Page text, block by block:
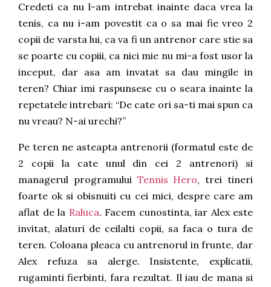
Credeti ca nu l-am intrebat inainte daca vrea la
tenis, ca nu i-am povestit ca o sa mai fie vreo 2
copii de varsta lui, ca va fi un antrenor care stie sa
se poarte cu copiii, ca nici mie nu mi-a fost usor la
inceput, dar asa am invatat sa dau mingile in
teren? Chiar imi raspunsese cu o seara inainte la
repetatele intrebari: “De cate ori sa-ti mai spun ca
nu vreau? N-ai urechi?”
Pe teren ne asteapta antrenorii (formatul este de
2 copii la cate unul din cei 2 antrenori) si
managerul programului Tennis Hero, trei tineri
foarte ok si obisnuiti cu cei mici, despre care am
aflat de la Raluca. Facem cunostinta, iar Alex este
invitat, alaturi de ceilalti copii, sa faca o tura de
teren. Coloana pleaca cu antrenorul in frunte, dar
Alex refuza sa alerge. Insistente, explicatii,
rugaminti fierbinti, fara rezultat. Il iau de mana si